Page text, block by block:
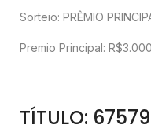
Sorteio: PRÊMIO
Premio Principal:
TÍTULO: